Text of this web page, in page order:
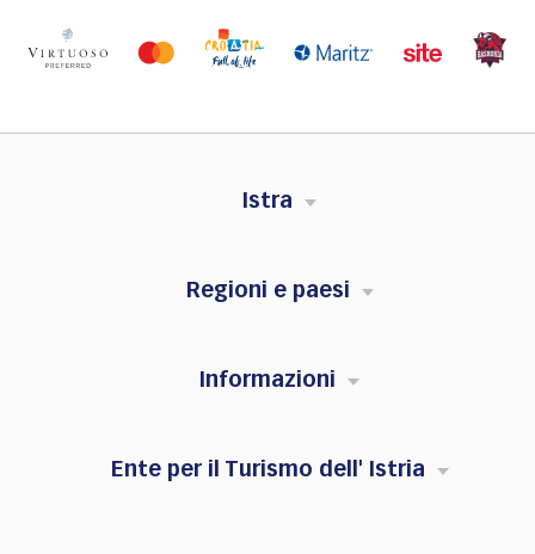
Istra
Regioni e paesi
Informazioni
Ente per il Turismo dell' Istria